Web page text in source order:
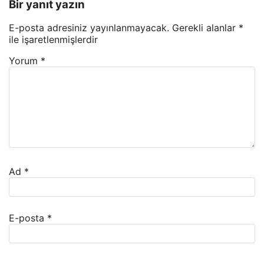
Bir yanıt yazın
E-posta adresiniz yayınlanmayacak. Gerekli alanlar *
ile işaretlenmişlerdir
Yorum *
Ad *
E-posta *